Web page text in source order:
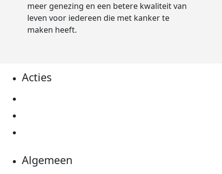
meer genezing en een betere kwaliteit van
leven voor iedereen die met kanker te
maken heeft.
Acties
Algemeen